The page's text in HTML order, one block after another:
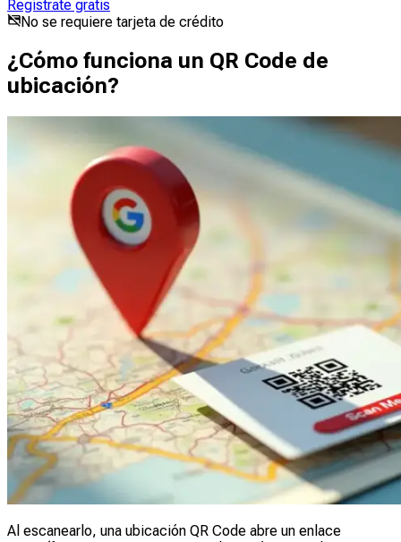
Regístrate gratis
No se requiere tarjeta de crédito
¿Cómo funciona un QR Code de
ubicación?
Al escanearlo, una ubicación QR Code abre un enlace